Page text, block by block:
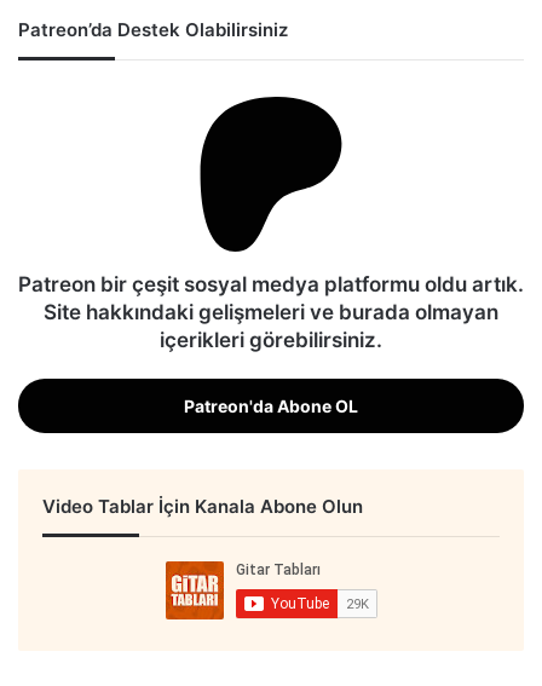
Patreon’da Destek Olabilirsiniz
Patreon bir çeşit sosyal medya platformu oldu artık.
Site hakkındaki gelişmeleri ve burada olmayan
içerikleri görebilirsiniz.
Patreon'da Abone OL
Video Tablar İçin Kanala Abone Olun